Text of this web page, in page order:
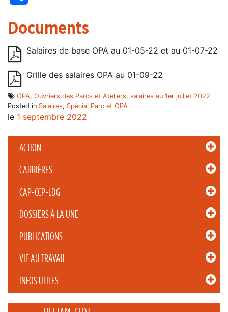
ACTION
CARRIÈRES
CAP-CCP-LDG
DOSSIERS À LA UNE
PUBLICATIONS
VIE AU TRAVAIL
INFOS UTILES
Documents
Salaires de base OPA au 01-05-22 et au 01-07-22
Grille des salaires OPA au 01-09-22
OPA, Ouvriers des Parcs et Ateliers, salaires au 1er juillet 2022
Posted in Salaires, Spécial Parc et OPA
le 1 septembre 2022